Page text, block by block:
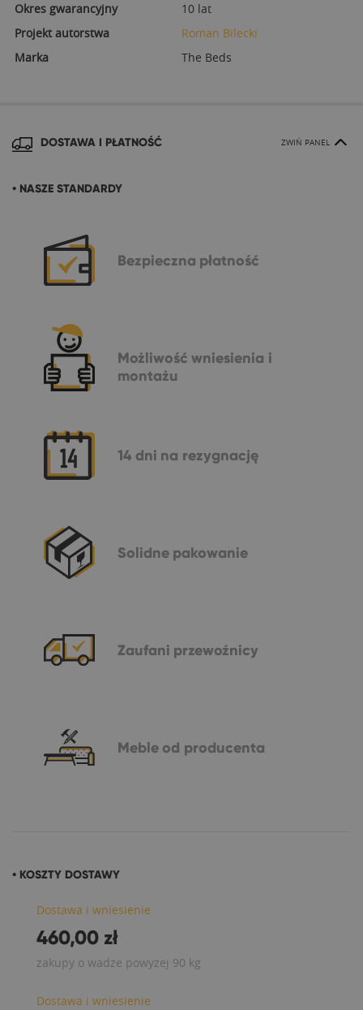
Okres gwarancyjny
10 lat
Projekt autorstwa
Roman Bilecki
Marka
The Beds
DOSTAWA I PŁATNOŚĆ ZWIŃ PANEL
• NASZE STANDARDY
Bezpieczna płatność
Możliwość wniesienia i
montażu
14 dni na rezygnację
Solidne pakowanie
Zaufani przewoźnicy
Meble od producenta
• KOSZTY DOSTAWY
Dostawa i wniesienie
460,00 zł
zakupy o wadze powyżej 90 kg
Dostawa i wniesienie